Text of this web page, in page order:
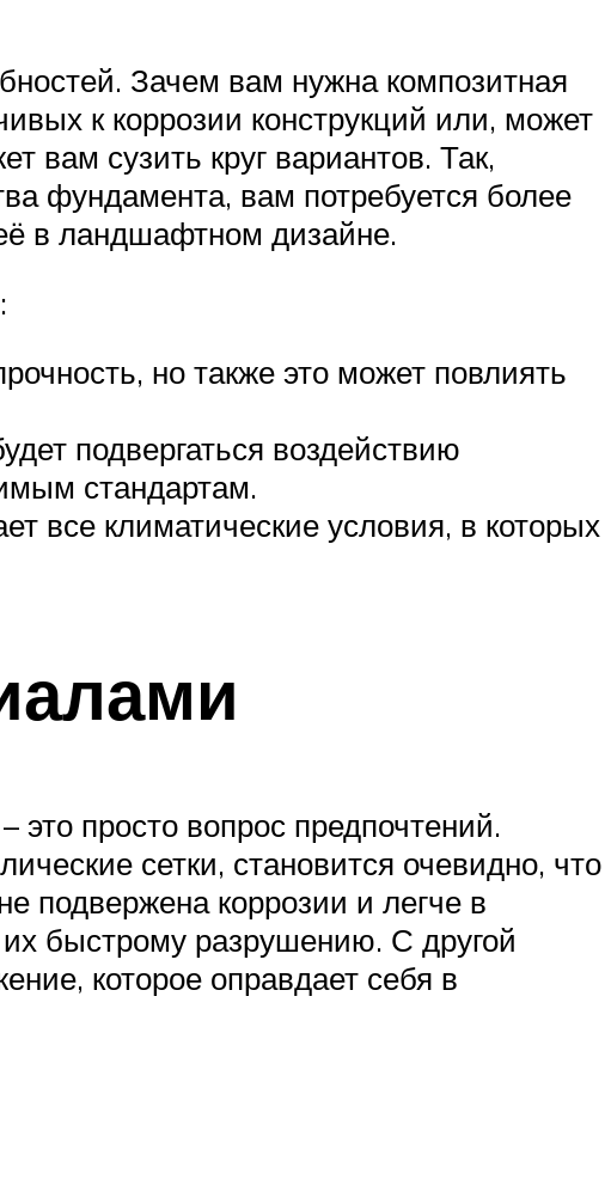
Зачем вам нужна композитная
к коррозии конструкций или, может
вам сузить круг вариантов. Так,
фундамента, вам потребуется более
в ландшафтном дизайне.
но также это может повлиять
подвергаться воздействию
стандартам.
все климатические условия, в которых
это просто вопрос предпочтений.
сетки, становится очевидно, что
подвержена коррозии и легче в
их быстрому разрушению. С другой
которое оправдает себя в